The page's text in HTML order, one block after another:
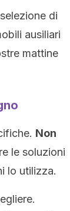
di
ausiliari
mattine
Non
le soluzioni
lo utilizza.